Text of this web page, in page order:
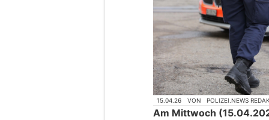
15.04.26 VON POLIZEI.NEWS
Am Mittwoch